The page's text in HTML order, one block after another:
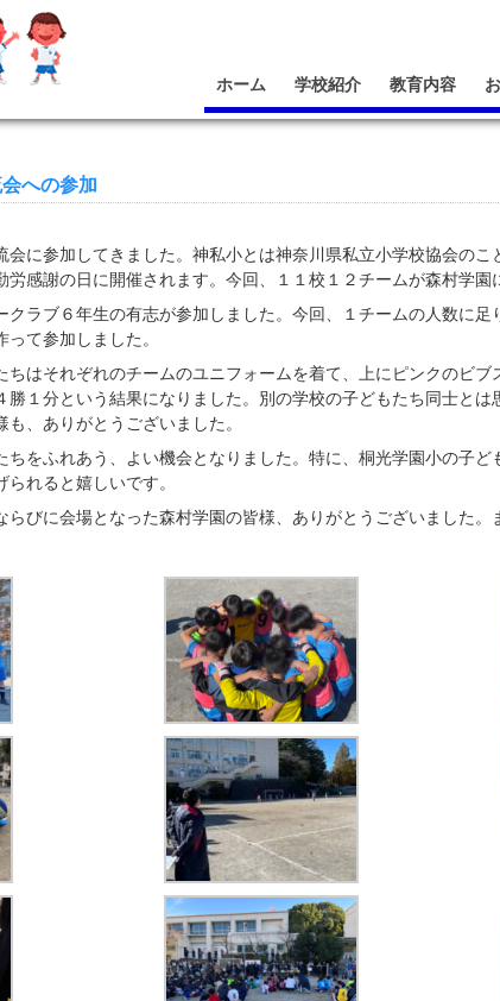
ホーム 学校紹介 教育内容
への参加
に参加してきました。神私小とは神奈川県私立小学校協会の
感謝の日に開催されます。今回、１１校１２チームが森村学園
ラブ６年生の有志が参加しました。今回、１チームの人数に
て参加しました。
はそれぞれのチームのユニフォームを着て、上にピンクのビ
１分という結果になりました。別の学校の子どもたち同士とは
、ありがとうございました。
をふれあう、よい機会となりました。特に、桐光学園小の子ど
れると嬉しいです。
びに会場となった森村学園の皆様、ありがとうございました。